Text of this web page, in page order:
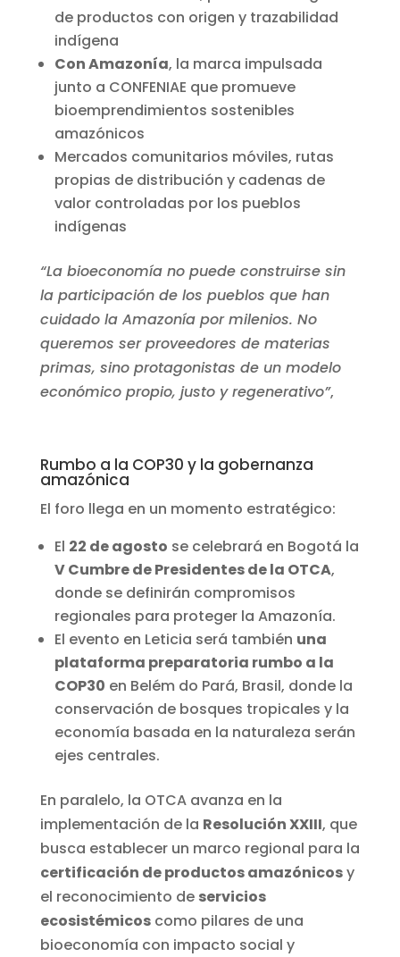
de productos con origen y trazabilidad
indígena
Con Amazonía, la marca impulsada
junto a CONFENIAE que promueve
bioemprendimientos sostenibles
amazónicos
Mercados comunitarios móviles, rutas
propias de distribución y cadenas de
valor controladas por los pueblos
indígenas
“La bioeconomía no puede construirse sin
la participación de los pueblos que han
cuidado la Amazonía por milenios. No
queremos ser proveedores de materias
primas, sino protagonistas de un modelo
económico propio, justo y regenerativo”,
Rumbo a la COP30 y la gobernanza
amazónica
El foro llega en un momento estratégico:
El 22 de agosto se celebrará en Bogotá la
V Cumbre de Presidentes de la OTCA,
donde se definirán compromisos
regionales para proteger la Amazonía.
El evento en Leticia será también una
plataforma preparatoria rumbo a la
COP30 en Belém do Pará, Brasil, donde la
conservación de bosques tropicales y la
economía basada en la naturaleza serán
ejes centrales.
En paralelo, la OTCA avanza en la
implementación de la Resolución XXIII, que
busca establecer un marco regional para la
certificación de productos amazónicosy
el reconocimiento de servicios
ecosistémicoscomo pilares de una
bioeconomía con impacto social y